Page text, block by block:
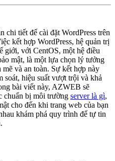
chi tiết để cài đặt WordPress trên
kết hợp WordPress, hệ quản trị
giới, với CentOS, một hệ điều
mật, là một lựa chọn lý tưởng
và an toàn. Sự kết hợp này
soát, hiệu suất vượt trội và khả
bài viết này, AZWEB sẽ
chuẩn bị môi trường server là gì,
cho đến khi trang web của bạn
khám phá quy trình để tự tin